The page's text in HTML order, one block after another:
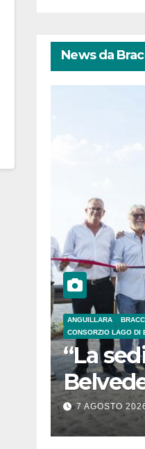
News da
ANGUILLARA
CONSORZIO LAGO DI
“La
7 AGOSTO